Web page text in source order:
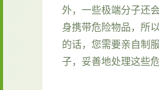
外，一些极端分子还
身携带危险物品，所
的话，您需要亲自制
子，妥善地处理这些危